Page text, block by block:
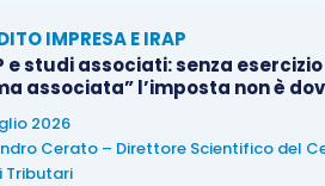
IMPRESA E IRAP
e studi associati: senza esercizio
associata” l’imposta non è
2026
Cerato – Direttore Scientifico del
Tributari